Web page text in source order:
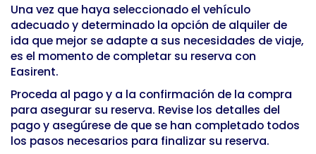
Una vez que haya seleccionado el vehículo
adecuado y determinado la opción de alquiler de
ida que mejor se adapte a sus necesidades de viaje,
es el momento de completar su reserva con
Easirent.
Proceda al pago y a la confirmación de la compra
para asegurar su reserva. Revise los detalles del
pago y asegúrese de que se han completado todos
los pasos necesarios para finalizar su reserva.